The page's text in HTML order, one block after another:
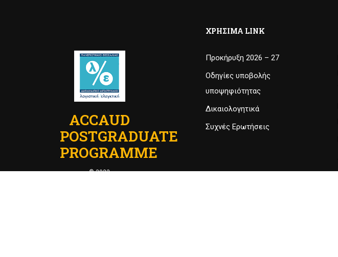
ACCAUD
POSTGRADUATE
PROGRAMME
© 2022
ΧΡΉΣΙΜΑ LINK
Προκήρυξη 2026 – 27
Οδηγίες υποβολής
υποψηφιότητας
Δικαιολογητικά
Συχνές Ερωτήσεις